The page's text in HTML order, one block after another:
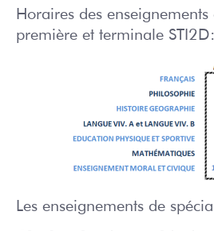
Horaires des
première et terminale STI2D:
Les enseignements de